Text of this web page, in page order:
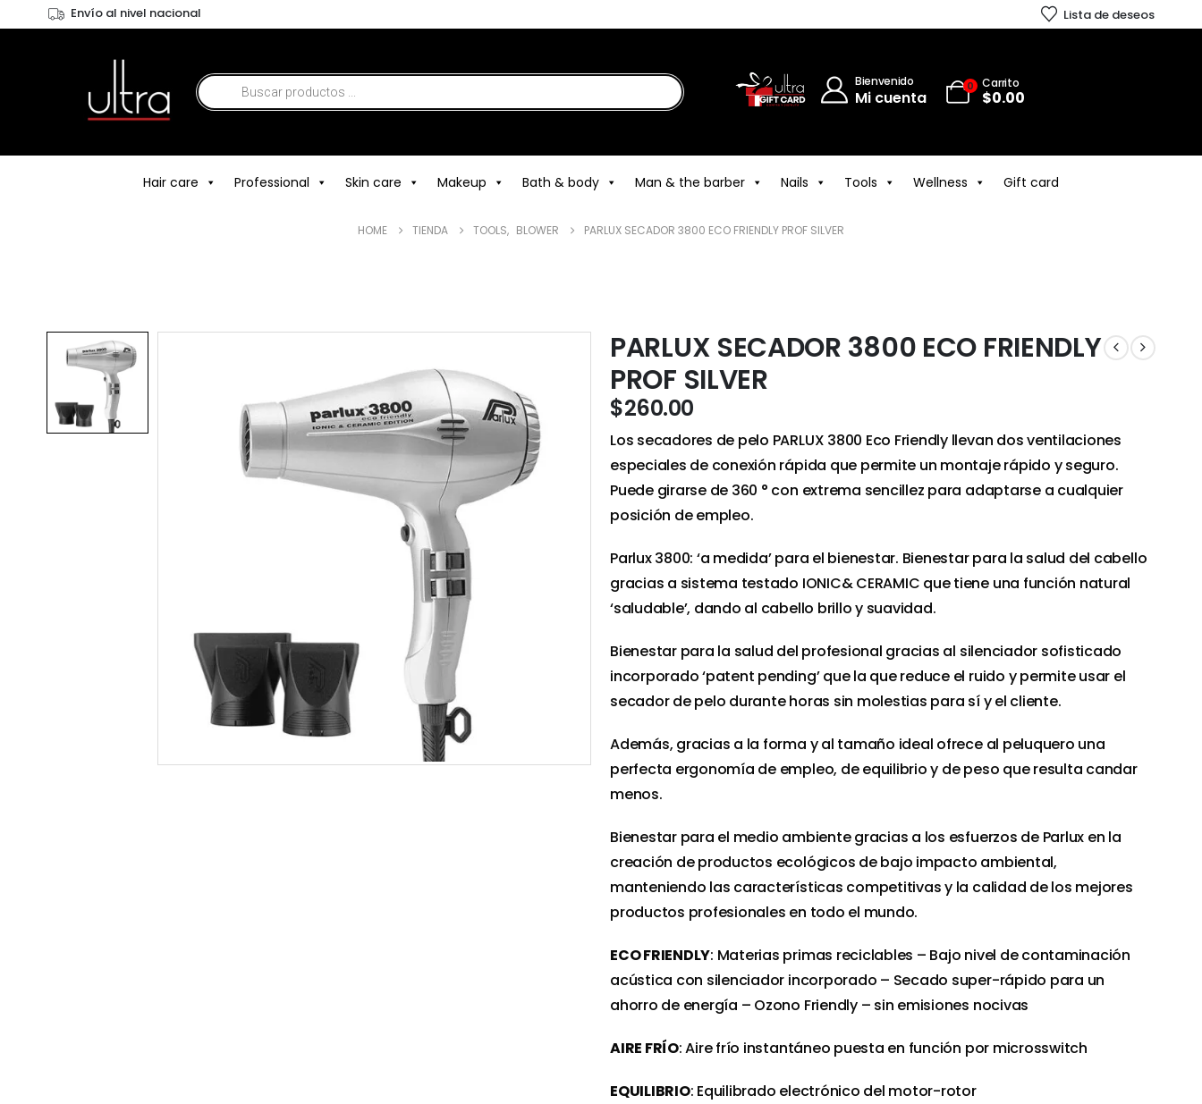
Envío al nivel nacional Lista de deseos
Bienvenido
Mi cuenta
0 Carrito
$0.00
Hair care Professional Skin care Makeup Bath & body Man & the barber Nails Tools Wellness Gift card
HOME TIENDA TOOLS, BLOWER PARLUX SECADOR 3800 ECO FRIENDLY PROF SILVER
PARLUX SECADOR 3800 ECO FRIENDLY
PROF SILVER
$260.00
Los secadores de pelo PARLUX 3800 Eco Friendly llevan dos ventilaciones
especiales de conexión rápida que permite un montaje rápido y seguro.
Puede girarse de 360 ° con extrema sencillez para adaptarse a cualquier
posición de empleo.
Parlux 3800: ‘a medida’ para el bienestar. Bienestar para la salud del cabello
gracias a sistema testado IONIC& CERAMIC que tiene una función natural
‘saludable’, dando al cabello brillo y suavidad.
Bienestar para la salud del profesional gracias al silenciador sofisticado
incorporado ‘patent pending’ que la que reduce el ruido y permite usar el
secador de pelo durante horas sin molestias para sí y el cliente.
Además, gracias a la forma y al tamaño ideal ofrece al peluquero una
perfecta ergonomía de empleo, de equilibrio y de peso que resulta candar
menos.
Bienestar para el medio ambiente gracias a los esfuerzos de Parlux en la
creación de productos ecológicos de bajo impacto ambiental,
manteniendo las características competitivas y la calidad de los mejores
productos profesionales en todo el mundo.
ECO FRIENDLY: Materias primas reciclables – Bajo nivel de contaminación
acústica con silenciador incorporado – Secado super-rápido para un
ahorro de energía – Ozono Friendly – sin emisiones nocivas
AIRE FRÍO: Aire frío instantáneo puesta en función por microsswitch
EQUILIBRIO: Equilibrado electrónico del motor-rotor